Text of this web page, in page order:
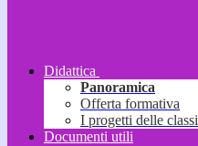
Didattica
Panoramica
Offerta formativa
I progetti delle classi
Documenti utili